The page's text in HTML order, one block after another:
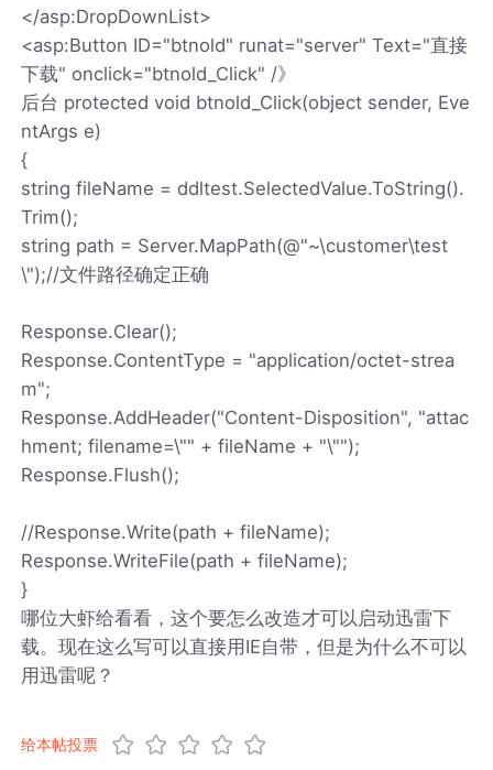
</asp:DropDownList>
<asp:Button ID="btnold" runat="server" Text="直接
下载" onclick="btnold_Click" /》
后台 protected void btnold_Click(object sender, Eve
ntArgs e)
{
string fileName = ddltest.SelectedValue.ToString().
Trim();
string path = Server.MapPath(@"~\customer\test
\");//文件路径确定正确
Response.Clear();
Response.ContentType = "application/octet-strea
m";
Response.AddHeader("Content-Disposition", "attac
hment; filename=\"" + fileName + "\"");
Response.Flush();
//Response.Write(path + fileName);
Response.WriteFile(path + fileName);
}
哪位大虾给看看，这个要怎么改造才可以启动迅雷下
载。现在这么写可以直接用IE自带，但是为什么不可以
用迅雷呢？
给本帖投票